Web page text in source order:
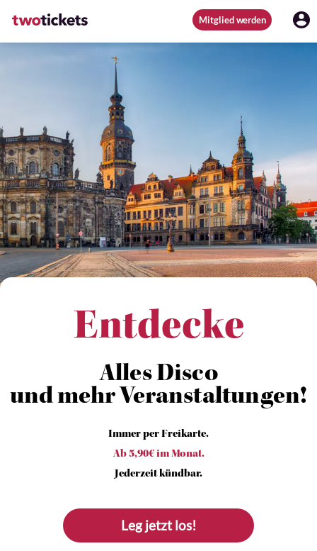
Mitglied werden
Entdecke
Alles Disco
und mehr Veranstaltungen!
Immer per Freikarte.
Ab 5,90€ im Monat.
Jederzeit kündbar.
Leg jetzt los!